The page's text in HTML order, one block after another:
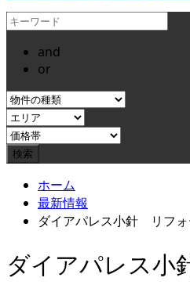
and
or
ホーム
最新情報
ダイアパレス小針 リフォ
ダイアパレス小